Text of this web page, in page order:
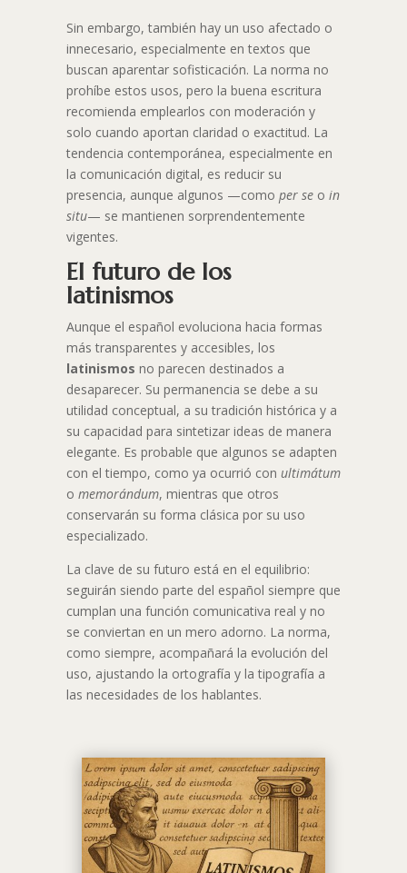
Sin embargo, también hay un uso afectado o
innecesario, especialmente en textos que
buscan aparentar sofisticación. La norma no
prohíbe estos usos, pero la buena escritura
recomienda emplearlos con moderación y
solo cuando aportan claridad o exactitud. La
tendencia contemporánea, especialmente en
la comunicación digital, es reducir su
presencia, aunque algunos —como per seo in
situ— se mantienen sorprendentemente
vigentes.
El futuro de los
latinismos
Aunque el español evoluciona hacia formas
más transparentes y accesibles, los
latinismos no parecen destinados a
desaparecer. Su permanencia se debe a su
utilidad conceptual, a su tradición histórica y a
su capacidad para sintetizar ideas de manera
elegante. Es probable que algunos se adapten
con el tiempo, como ya ocurrió con ultimátum
o memorándum, mientras que otros
conservarán su forma clásica por su uso
especializado.
La clave de su futuro está en el equilibrio:
seguirán siendo parte del español siempre que
cumplan una función comunicativa real y no
se conviertan en un mero adorno. La norma,
como siempre, acompañará la evolución del
uso, ajustando la ortografía y la tipografía a
las necesidades de los hablantes.